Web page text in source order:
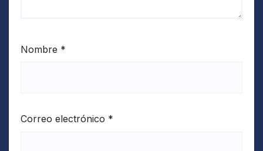
Nombre *
Correo electrónico *